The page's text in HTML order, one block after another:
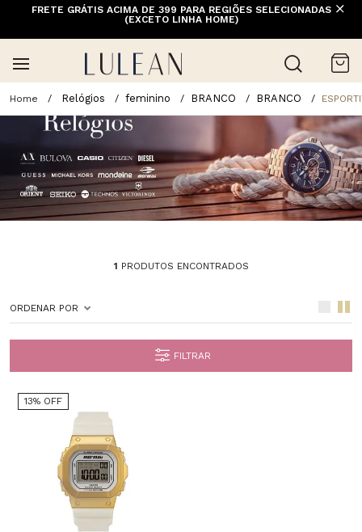
FRETE GRÁTIS ACIMA DE 399 PARA REGIÕES SELECIONADAS
(EXCETO LINHA HOME)
Relógios feminino BRANCO BRANCO
1 PRODUTOS ENCONTRADOS
ORDENAR POR
FILTRAR
13% OFF